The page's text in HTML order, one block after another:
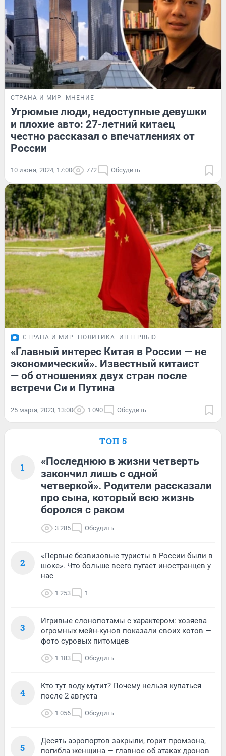
СТРАНА И МИР МНЕНИЕ
Угрюмые люди, недоступные девушки
и плохие авто: 27-летний китаец
честно рассказал о впечатлениях от
России
10 июня, 2024, 17:00 772 Обсудить
СТРАНА И МИР ПОЛИТИКА ИНТЕРВЬЮ
«Главный интерес Китая в России — не
экономический». Известный китаист
— об отношениях двух стран после
встречи Си и Путина
25 марта, 2023, 13:00 1 090 Обсудить
ТОП 5
1
«Последнюю в жизни четверть
закончил лишь с одной
четверкой». Родители рассказали
про сына, который всю жизнь
боролся с раком
3 285 Обсудить
2
«Первые безвизовые туристы в России были в
шоке». Что больше всего пугает иностранцев у
нас
1 253 1
3
Игривые слонопотамы с характером: хозяева
огромных мейн-кунов показали своих котов —
фото суровых питомцев
1 183 Обсудить
4
Кто тут воду мутит? Почему нельзя купаться
после 2 августа
1 056 Обсудить
5
Десять аэропортов закрыли, горит промзона,
погибла женщина — главное об атаках дронов